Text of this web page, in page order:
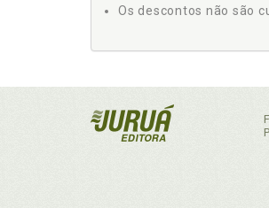
Os descontos não são